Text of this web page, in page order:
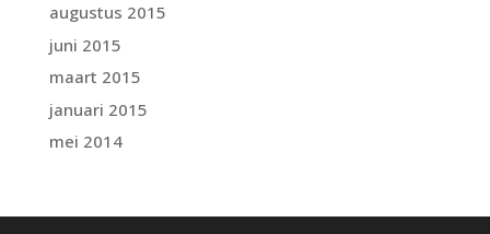
augustus 2015
juni 2015
maart 2015
januari 2015
mei 2014